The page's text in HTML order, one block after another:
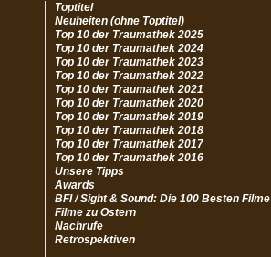
Toptitel
Neuheiten (ohne Toptitel)
Top 10 der Traumathek 2025
Top 10 der Traumathek 2024
Top 10 der Traumathek 2023
Top 10 der Traumathek 2022
Top 10 der Traumathek 2021
Top 10 der Traumathek 2020
Top 10 der Traumathek 2019
Top 10 der Traumathek 2018
Top 10 der Traumathek 2017
Top 10 der Traumathek 2016
Unsere Tipps
Awards
BFI / Sight & Sound: Die 100 Besten Filme
Filme zu Ostern
Nachrufe
Retrospektiven